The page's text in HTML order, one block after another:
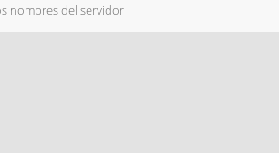
nombres del servidor